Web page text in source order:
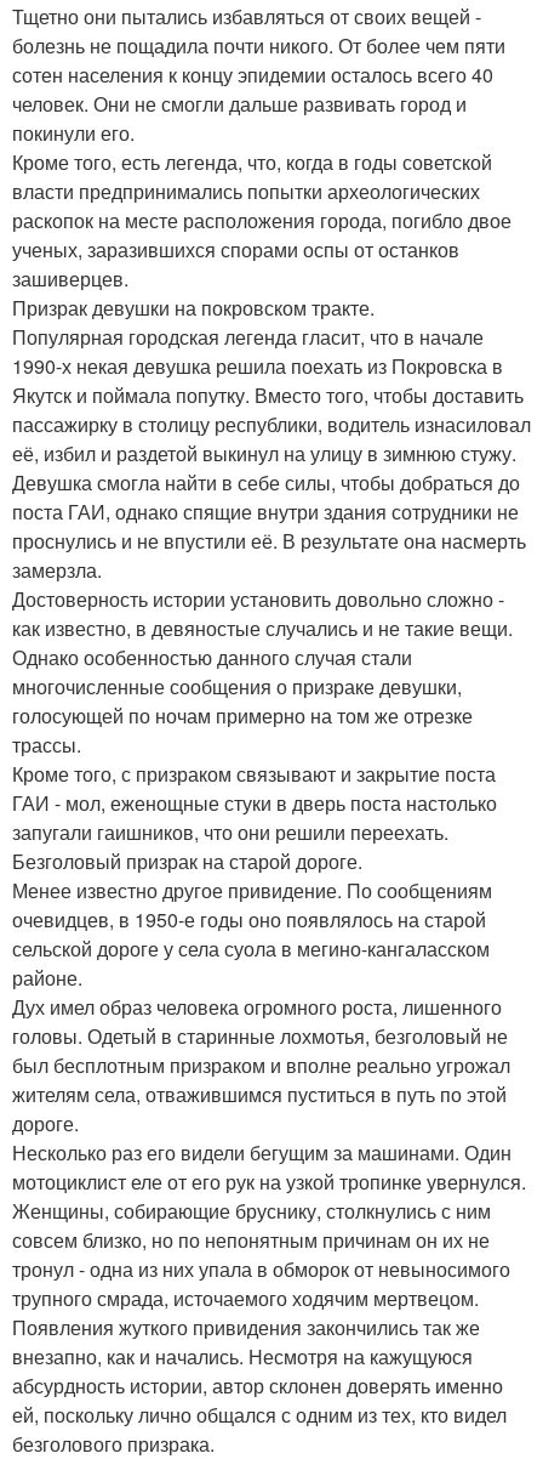
Тщетно они пытались избавляться от своих вещей -
болезнь не пощадила почти никого. От более чем пяти
сотен населения к концу эпидемии осталось всего 40
человек. Они не смогли дальше развивать город и
покинули его.
Кроме того, есть легенда, что, когда в годы советской
власти предпринимались попытки археологических
раскопок на месте расположения города, погибло двое
ученых, заразившихся спорами оспы от останков
зашиверцев.
Призрак девушки на покровском тракте.
Популярная городская легенда гласит, что в начале
1990-х некая девушка решила поехать из Покровска в
Якутск и поймала попутку. Вместо того, чтобы доставить
пассажирку в столицу республики, водитель изнасиловал
её, избил и раздетой выкинул на улицу в зимнюю стужу.
Девушка смогла найти в себе силы, чтобы добраться до
поста ГАИ, однако спящие внутри здания сотрудники не
проснулись и не впустили её. В результате она насмерть
замерзла.
Достоверность истории установить довольно сложно -
как известно, в девяностые случались и не такие вещи.
Однако особенностью данного случая стали
многочисленные сообщения о призраке девушки,
голосующей по ночам примерно на том же отрезке
трассы.
Кроме того, с призраком связывают и закрытие поста
ГАИ - мол, еженощные стуки в дверь поста настолько
запугали гаишников, что они решили переехать.
Безголовый призрак на старой дороге.
Менее известно другое привидение. По сообщениям
очевидцев, в 1950-е годы оно появлялось на старой
сельской дороге у села суола в мегино-кангаласском
районе.
Дух имел образ человека огромного роста, лишенного
головы. Одетый в старинные лохмотья, безголовый не
был бесплотным призраком и вполне реально угрожал
жителям села, отважившимся пуститься в путь по этой
дороге.
Несколько раз его видели бегущим за машинами. Один
мотоциклист еле от его рук на узкой тропинке увернулся.
Женщины, собирающие бруснику, столкнулись с ним
совсем близко, но по непонятным причинам он их не
тронул - одна из них упала в обморок от невыносимого
трупного смрада, источаемого ходячим мертвецом.
Появления жуткого привидения закончились так же
внезапно, как и начались. Несмотря на кажущуюся
абсурдность истории, автор склонен доверять именно
ей, поскольку лично общался с одним из тех, кто видел
безголового призрака.